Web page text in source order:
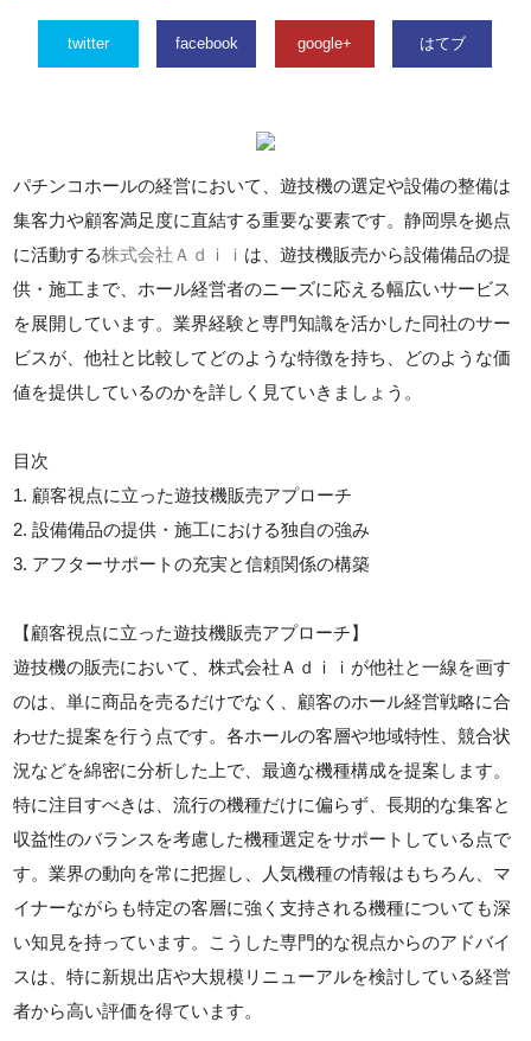
twitter facebook google+ はてブ
パチンコホールの経営において、遊技機の選定や設備の整備は
集客力や顧客満足度に直結する重要な要素です。静岡県を拠点
に活動する株式会社Ａｄｉｉ は、遊技機販売から設備備品の提
供・施工まで、ホール経営者のニーズに応える幅広いサービス
を展開しています。業界経験と専門知識を活かした同社のサー
ビスが、他社と比較してどのような特徴を持ち、どのような価
値を提供しているのかを詳しく見ていきましょう。
目次
1. 顧客視点に立った遊技機販売アプローチ
2. 設備備品の提供・施工における独自の強み
3. アフターサポートの充実と信頼関係の構築
【顧客視点に立った遊技機販売アプローチ】
遊技機の販売において、株式会社Ａｄｉｉが他社と一線を画す
のは、単に商品を売るだけでなく、顧客のホール経営戦略に合
わせた提案を行う点です。各ホールの客層や地域特性、競合状
況などを綿密に分析した上で、最適な機種構成を提案します。
特に注目すべきは、流行の機種だけに偏らず、長期的な集客と
収益性のバランスを考慮した機種選定をサポートしている点で
す。業界の動向を常に把握し、人気機種の情報はもちろん、マ
イナーながらも特定の客層に強く支持される機種についても深
い知見を持っています。こうした専門的な視点からのアドバイ
スは、特に新規出店や大規模リニューアルを検討している経営
者から高い評価を得ています。